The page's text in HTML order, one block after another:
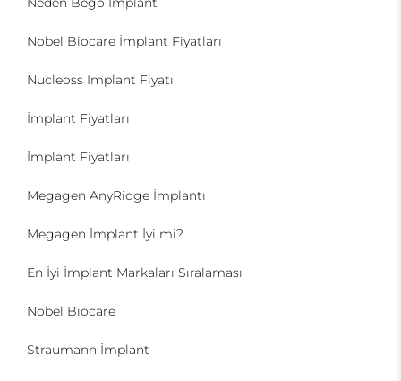
Nobel Biocare İmplant Fiyatları
Nucleoss İmplant Fiyatı
İmplant Fiyatları
İmplant Fiyatları
Megagen AnyRidge İmplantı
Megagen İmplant İyi mi?
En İyi İmplant Markaları Sıralaması
Nobel Biocare
Straumann İmplant